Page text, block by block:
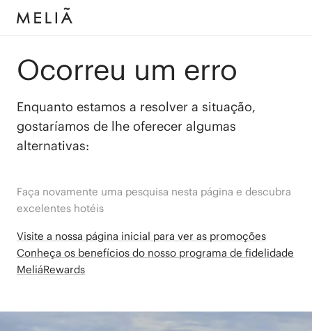
Ocorreu um erro
Enquanto estamos a resolver a situação,
gostaríamos de lhe oferecer algumas
alternativas:
Faça novamente uma pesquisa nesta página e descubra
excelentes hotéis
Visite a nossa página inicial para ver as promoções
Conheça os benefícios do nosso programa de fidelidade
MeliáRewards